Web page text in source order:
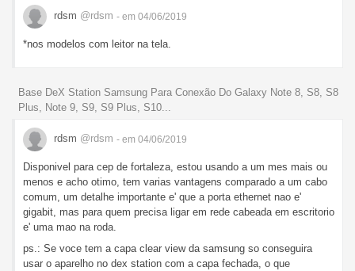
rdsm @rdsm - em 04/06/2019
*nos modelos com leitor na tela.
Base DeX Station Samsung Para Conexão Do Galaxy Note 8, S8, S8
Plus, Note 9, S9, S9 Plus, S10...
rdsm @rdsm - em 04/06/2019
Disponivel para cep de fortaleza, estou usando a um mes mais ou
menos e acho otimo, tem varias vantagens comparado a um cabo
comum, um detalhe importante e' que a porta ethernet nao e'
gigabit, mas para quem precisa ligar em rede cabeada em escritorio
e' uma mao na roda.
ps.: Se voce tem a capa clear view da samsung so conseguira
usar o aparelho no dex station com a capa fechada, o que